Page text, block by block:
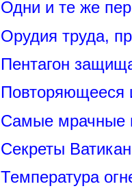
Одни и те же
Орудия труда,
Пентагон
Повторяющееся
Самые мрачные
Секреты
Температура